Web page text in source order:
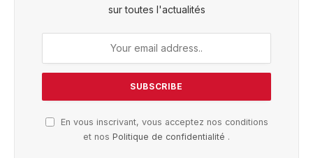
sur toutes l'actualités
En vous inscrivant, vous acceptez nos conditions
et nos Politique de confidentialité .